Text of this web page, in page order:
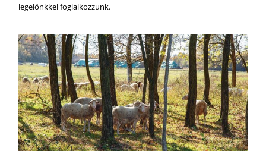
legelőnkkel foglalkozzunk.